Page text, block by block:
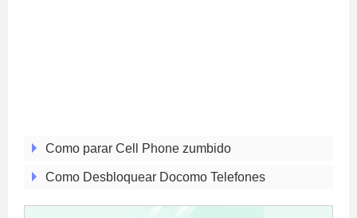
Como parar Cell Phone zumbido
Como Desbloquear Docomo Telefones